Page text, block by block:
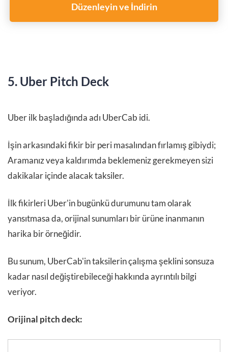
Düzenleyin ve İndirin
5. Uber Pitch Deck
Uber ilk başladığında adı UberCab idi.
İşin arkasındaki fikir bir peri masalından fırlamış gibiydi;
Aramanız veya kaldırımda beklemeniz gerekmeyen sizi
dakikalar içinde alacak taksiler.
İlk fikirleri Uber'in bugünkü durumunu tam olarak
yansıtmasa da, orijinal sunumları bir ürüne inanmanın
harika bir örneğidir.
Bu sunum, UberCab'in taksilerin çalışma şeklini sonsuza
kadar nasıl değiştirebileceği hakkında ayrıntılı bilgi
veriyor.
Orijinal pitch deck: